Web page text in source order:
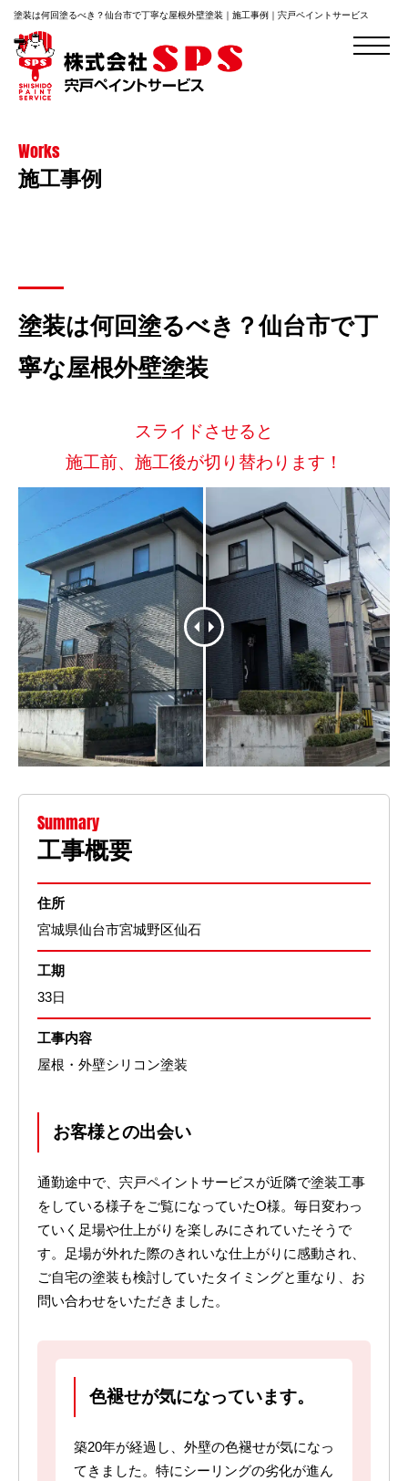
塗装は何回塗るべき？仙台市で丁寧な屋根外壁塗装｜施工事例｜宍戸ペイントサービス
Works
施工事例
塗装は何回塗るべき？仙台市で丁
寧な屋根外壁塗装
スライドさせると
施工前、施工後が切り替わります！
Summary
工事概要
住所
宮城県仙台市宮城野区仙石
工期
33日
工事内容
屋根・外壁シリコン塗装
お客様との出会い
通勤途中で、宍戸ペイントサービスが近隣で塗装工事
をしている様子をご覧になっていたO様。毎日変わっ
ていく足場や仕上がりを楽しみにされていたそうで
す。足場が外れた際のきれいな仕上がりに感動され、
ご自宅の塗装も検討していたタイミングと重なり、お
問い合わせをいただきました。
色褪せが気になっています。
築20年が経過し、外壁の色褪せが気になっ
てきました。特にシーリングの劣化が進ん